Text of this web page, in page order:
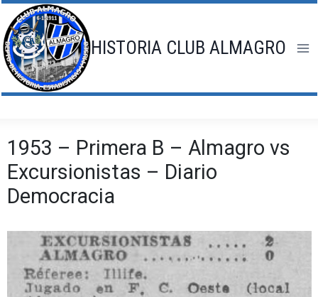
Saltar
al
contenido
HISTORIA CLUB ALMAGRO
1953 – Primera B – Almagro vs
Excursionistas – Diario
Democracia